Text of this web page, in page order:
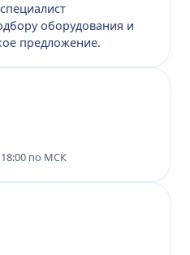
оборудования и
предложение.
18:00 по МСК